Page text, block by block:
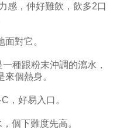
感，仲好難飲，飲多2口
對它。
種跟粉末沖調的瀉水，
個熱身。
，好易入口。
個下難度先高。